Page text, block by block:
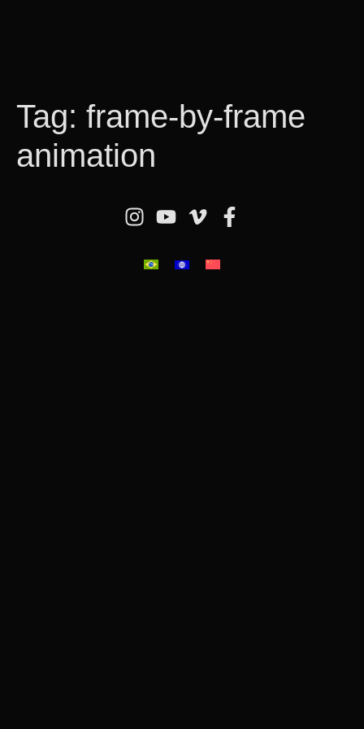
Tag: frame-by-frame
animation